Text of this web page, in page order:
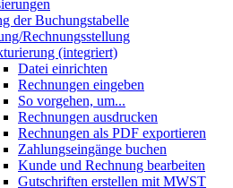
der Buchungstabelle
Rechnungsstellung
(integriert)
Datei einrichten
Rechnungen eingeben
So vorgehen, um...
Rechnungen ausdrucken
Rechnungen als PDF exportieren
Zahlungseingänge buchen
Kunde und Rechnung bearbeiten
Gutschriften erstellen mit MWST